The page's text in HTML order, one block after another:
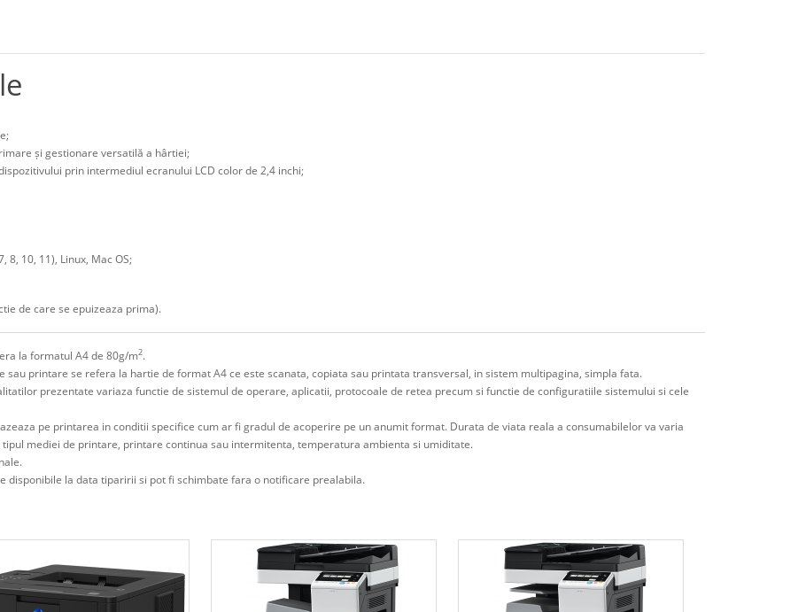
și gestionare versatilă a hârtiei;
prin intermediul ecranului LCD color de 2,4 inchi;
8, 10, 11), Linux, Mac OS;
de care se epuizeaza prima).
la formatul A4 de 80g/m2.
sau printare se refera la hartie de format A4 ce este scanata, copiata sau printata transversal, in sistem multipagina, simpla fata.
prezentate variaza functie de sistemul de operare, aplicatii, protocoale de retea precum si functie de configuratiile sistemului si cele
pe printarea in conditii specifice cum ar fi gradul de acoperire pe un anumit format. Durata de viata reala a consumabilelor va varia
mediei de printare, printare continua sau intermitenta, temperatura ambienta si umiditate.
disponibile la data tiparirii si pot fi schimbate fara o notificare prealabila.